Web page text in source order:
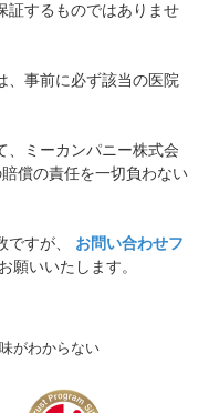
証するものではありませ
、事前に必ず該当の医院
、ミーカンパニー株式会
償の責任を一切負わない
ですが、 お問い合わせフ
願いいたします。
味がわからない